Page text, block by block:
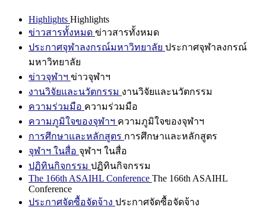
Highlights Highlights
ข่าวสารทั้งหมด ข่าวสารทั้งหมด
ประกาศจุฬาลงกรณ์มหาวิทยาลัย ประกาศจุฬาลงกรณ์
มหาวิทยาลัย
ข่าวจุฬาฯ ข่าวจุฬาฯ
งานวิจัยและนวัตกรรม งานวิจัยและนวัตกรรม
ความร่วมมือ ความร่วมมือ
ความภูมิใจของจุฬาฯ ความภูมิใจของจุฬาฯ
การศึกษาและหลักสูตร การศึกษาและหลักสูตร
จุฬาฯ ในสื่อ จุฬาฯ ในสื่อ
ปฏิทินกิจกรรม ปฏิทินกิจกรรม
The 166th ASAIHL Conference The 166th ASAIHL
Conference
ประกาศจัดซื้อจัดจ้าง ประกาศจัดซื้อจัดจ้าง